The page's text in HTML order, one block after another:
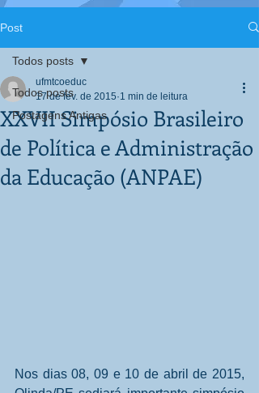
Post
Todos posts
Postagens Antigas
Todos posts
XXVII Simpósio Brasileiro
de Política e Administração
da Educação (ANPAE)
ufmtcoeduc
17 de fev. de 2015 1 min de leitura
Nos dias 08, 09 e 10 de abril de 2015,